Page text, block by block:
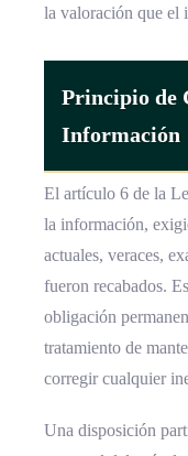
la valoración que el
Principio de
Información
El artículo 6 de la
la información,
actuales, veraces,
fueron recabados.
obligación
tratamiento de
corregir cualquier
Una disposición